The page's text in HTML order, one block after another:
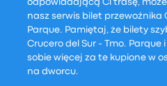
odpowiadającą Ci trasę,
nasz serwis bilet przewoźnika
Parque. Pamiętaj, że bilety
Crucero del Sur - Tmo. Parque
sobie więcej za te kupione w
na dworcu.